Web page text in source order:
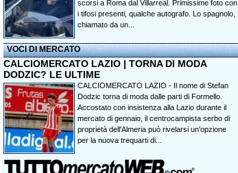
scorsi a Roma dal Villarreal. Primissime foto con
i tifosi presenti, qualche autografo. Lo spagnolo,
chiamato da un...
VOCI DI MERCATO
CALCIOMERCATO LAZIO | TORNA DI MODA
DODZIC? LE ULTIME
CALCIOMERCATO LAZIO - Il nome di Stefan
Dodzic torna di moda dalle parti di Formello.
Accostato con insistenza alla Lazio durante il
mercato di gennaio, il centrocampista serbo di
proprietà dell'Almeria può rivelarsi un'opzione
per la nuova trequarti di...